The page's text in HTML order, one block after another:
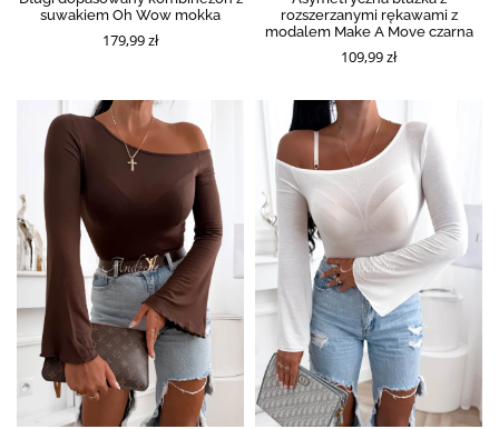
suwakiem Oh Wow mokka
179,99 zł
rozszerzanymi rękawami z
modalem Make A Move czarna
109,99 zł